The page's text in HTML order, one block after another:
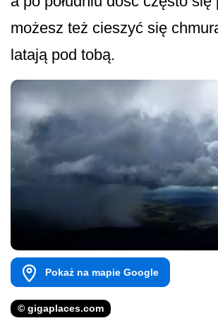
możesz też cieszyć się
latają pod tobą.
Pokaż na mapie Google
© gigaplaces.com